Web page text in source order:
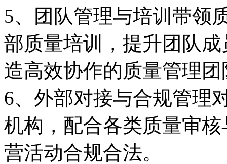
5、团队管理与培训带领
部质量培训，提升团队
造高效协作的质量管理团
6、外部对接与合规管理
机构，配合各类质量审
营活动合规合法。